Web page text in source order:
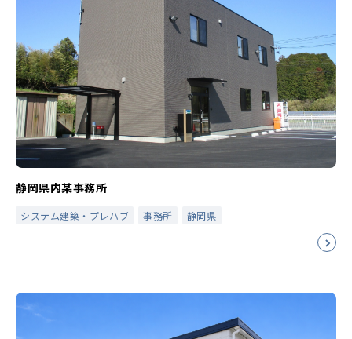
静岡県内某事務所
システム建築・プレハブ 事務所 静岡県